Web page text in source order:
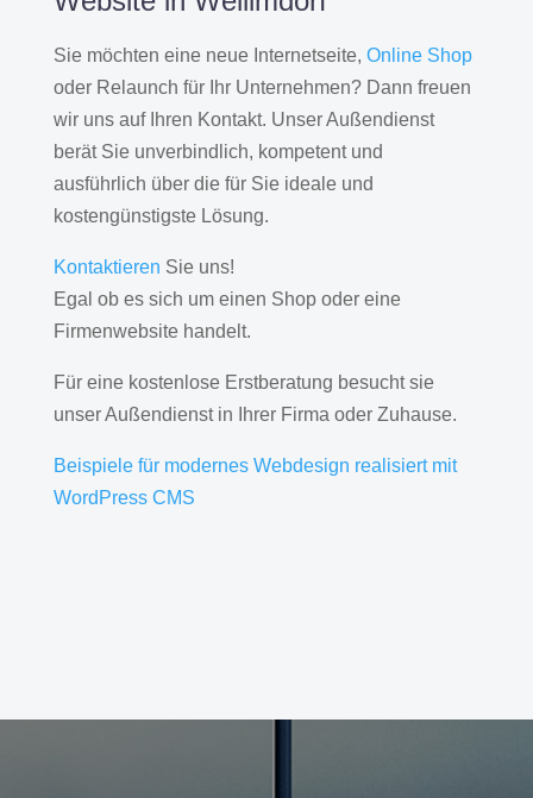
Sie möchten eine neue Internetseite, Online Shop
oder Relaunch für Ihr Unternehmen? Dann freuen
wir uns auf Ihren Kontakt. Unser Außendienst
berät Sie unverbindlich, kompetent und
ausführlich über die für Sie ideale und
kostengünstigste Lösung.
Kontaktieren Sie uns!
Egal ob es sich um einen Shop oder eine
Firmenwebsite handelt.
Für eine kostenlose Erstberatung besucht sie
unser Außendienst in Ihrer Firma oder Zuhause.
Beispiele für modernes Webdesign realisiert mit
WordPress CMS